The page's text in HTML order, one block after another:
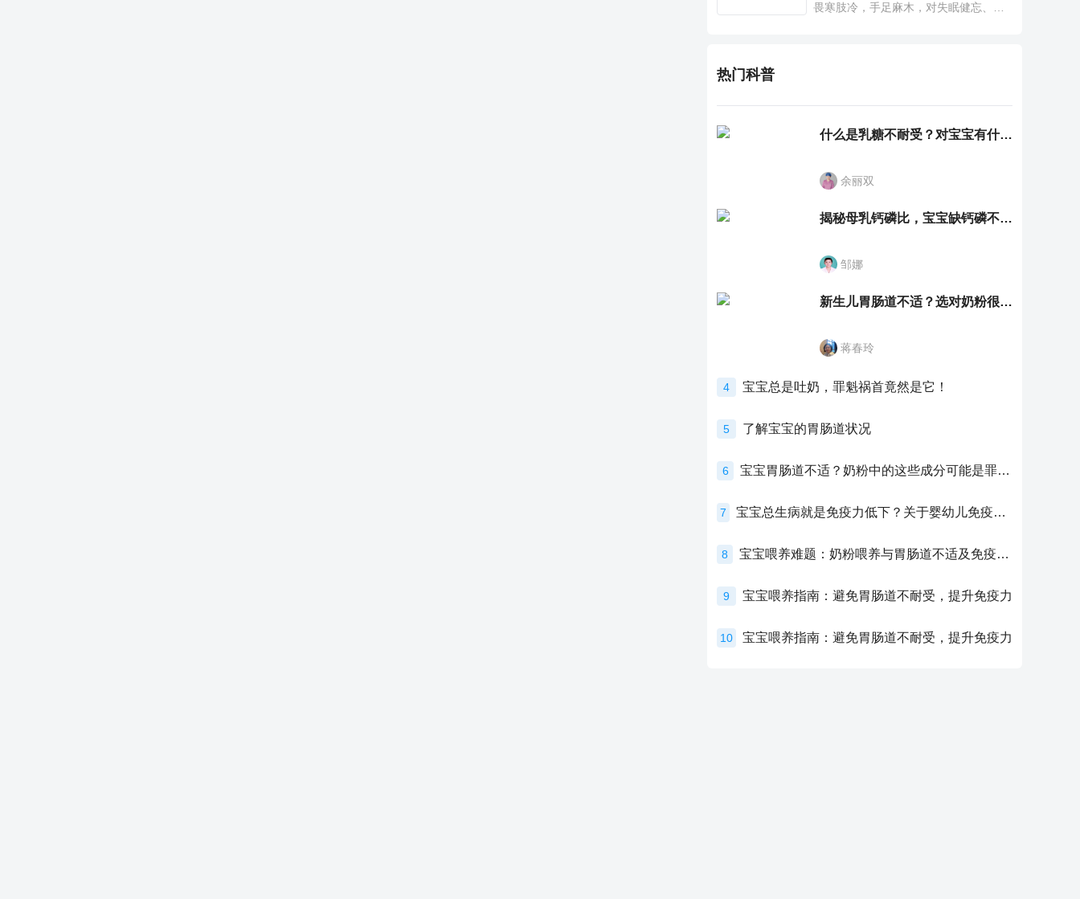
畏寒肢冷，手足麻木，对失眠健忘、神
热门科普
什么是乳糖不耐受？对宝宝有什么影响？
余丽双
揭秘母乳钙磷比，宝宝缺钙磷不再愁
邹娜
新生儿胃肠道不适？选对奶粉很重要！
蒋春玲
4 宝宝总是吐奶，罪魁祸首竟然是它！
5 了解宝宝的胃肠道状况
6 宝宝胃肠道不适？奶粉中的这些成分可能是罪魁祸首！
7 宝宝总生病就是免疫力低下？关于婴幼儿免疫力的真相，家长必须了解！
8 宝宝喂养难题：奶粉喂养与胃肠道不适及免疫力提升的奥秘
9 宝宝喂养指南：避免胃肠道不耐受，提升免疫力
10 宝宝喂养指南：避免胃肠道不耐受，提升免疫力